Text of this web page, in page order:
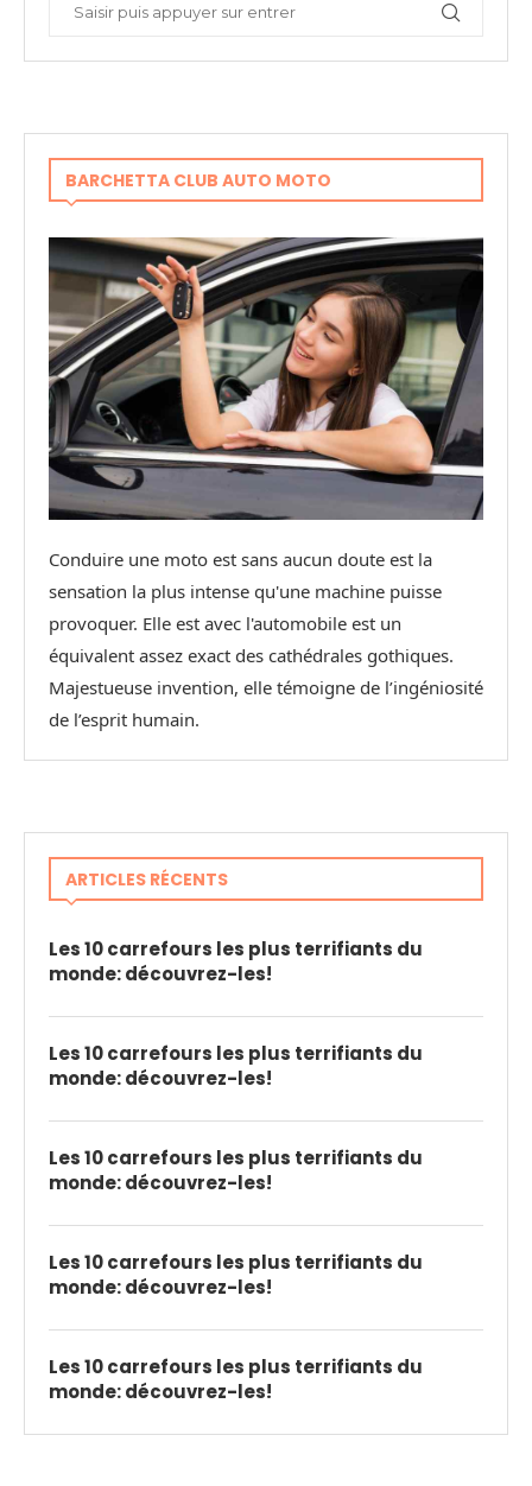
BARCHETTA CLUB AUTO MOTO
Conduire une moto est sans aucun doute est la
sensation la plus intense qu'une machine puisse
provoquer. Elle est avec l'automobile est un
équivalent assez exact des cathédrales gothiques.
Majestueuse invention, elle témoigne de l’ingéniosité
de l’esprit humain.
ARTICLES RÉCENTS
Les 10 carrefours les plus terrifiants du
monde: découvrez-les!
Les 10 carrefours les plus terrifiants du
monde: découvrez-les!
Les 10 carrefours les plus terrifiants du
monde: découvrez-les!
Les 10 carrefours les plus terrifiants du
monde: découvrez-les!
Les 10 carrefours les plus terrifiants du
monde: découvrez-les!